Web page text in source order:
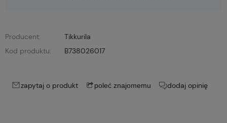
Producent:
Tikkurila
Kod produktu:
B738026017
zapytaj o produkt poleć znajomemu dodaj opinię